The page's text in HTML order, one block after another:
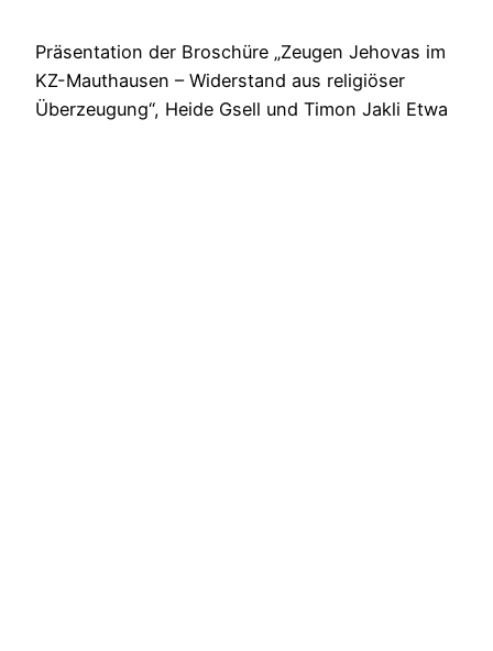
Präsentation der Broschüre „Zeugen Jehovas im
KZ-Mauthausen – Widerstand aus religiöser
Überzeugung“, Heide Gsell und Timon Jakli Etwa